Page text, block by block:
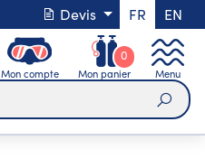
Devis FR EN
Mon compte Mon panier
0
Menu